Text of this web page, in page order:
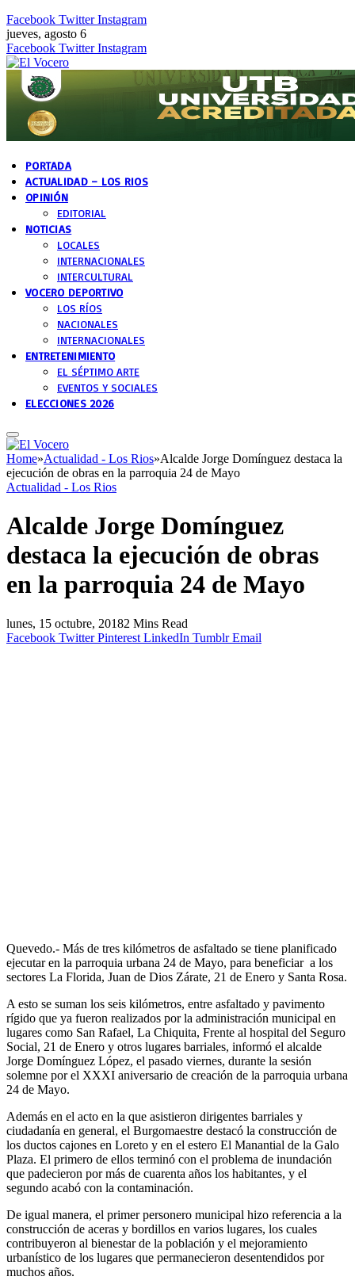
Facebook Twitter Instagram
jueves, agosto 6
Facebook Twitter Instagram
PORTADA
ACTUALIDAD – LOS RIOS
OPINIÓN
EDITORIAL
NOTICIAS
LOCALES
INTERNACIONALES
INTERCULTURAL
VOCERO DEPORTIVO
LOS RÍOS
NACIONALES
INTERNACIONALES
ENTRETENIMIENTO
EL SÉPTIMO ARTE
EVENTOS Y SOCIALES
ELECCIONES 2026
Home»Actualidad - Los Rios»Alcalde Jorge Domínguez destaca la
ejecución de obras en la parroquia 24 de Mayo
Actualidad - Los Rios
Alcalde Jorge Domínguez
destaca la ejecución de obras
en la parroquia 24 de Mayo
lunes, 15 octubre, 20182 Mins Read
Facebook Twitter Pinterest LinkedIn Tumblr Email
Quevedo.- Más de tres kilómetros de asfaltado se tiene planificado
ejecutar en la parroquia urbana 24 de Mayo, para beneficiar a los
sectores La Florida, Juan de Dios Zárate, 21 de Enero y Santa Rosa.
A esto se suman los seis kilómetros, entre asfaltado y pavimento
rígido que ya fueron realizados por la administración municipal en
lugares como San Rafael, La Chiquita, Frente al hospital del Seguro
Social, 21 de Enero y otros lugares barriales, informó el alcalde
Jorge Domínguez López, el pasado viernes, durante la sesión
solemne por el XXXI aniversario de creación de la parroquia urbana
24 de Mayo.
Además en el acto en la que asistieron dirigentes barriales y
ciudadanía en general, el Burgomaestre destacó la construcción de
los ductos cajones en Loreto y en el estero El Manantial de la Galo
Plaza. El primero de ellos terminó con el problema de inundación
que padecieron por más de cuarenta años los habitantes, y el
segundo acabó con la contaminación.
De igual manera, el primer personero municipal hizo referencia a la
construcción de aceras y bordillos en varios lugares, los cuales
contribuyeron al bienestar de la población y el mejoramiento
urbanístico de los lugares que permanecieron desentendidos por
muchos años.